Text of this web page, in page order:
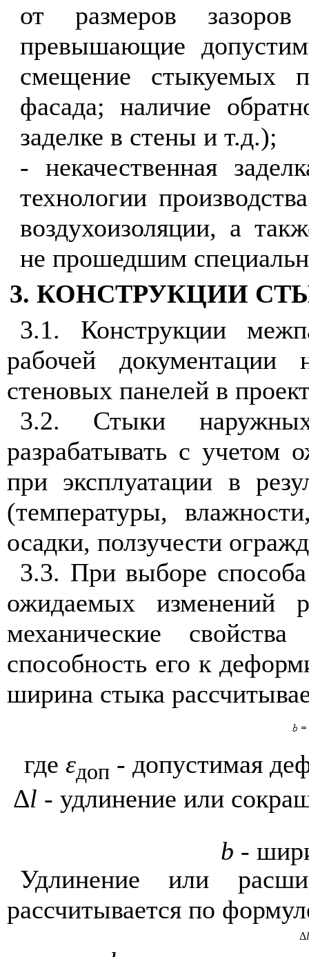
от размеров
превышающие
смещение стыкуемых
фасада; наличие
заделке в стены и т.д.);
- некачественная
технологии
воздухоизоляции, а
не прошедшим
3. КОНСТРУКЦИИ
3.1. Конструкции
рабочей
стеновых панелей в
3.2. Стыки
разрабатывать с
при эксплуатации в
(температуры,
осадки, ползучести
3.3. При выборе способа
ожидаемых изменений
механические
способность его к
ширина стыка
гдеεдоп - допустимая
Δl - удлинение или
b -
Удлинение или
рассчитывается по
Δl